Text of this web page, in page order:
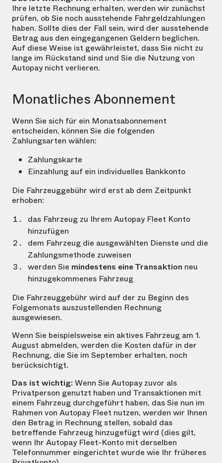
Ihre letzte Rechnung erhalten, werden wir zunächst
prüfen, ob Sie noch ausstehende Fahrgeldzahlungen
haben. Sollte dies der Fall sein, wird der ausstehende
Betrag aus den eingegangenen Geldern beglichen.
Auf diese Weise ist gewährleistet, dass Sie nicht zu
lange im Rückstand sind und Sie die Nutzung von
Autopay nicht verlieren.
Monatliches Abonnement
Wenn Sie sich für ein Monatsabonnement
entscheiden, können Sie die folgenden
Zahlungsarten wählen:
Zahlungskarte
Einzahlung auf ein individuelles Bankkonto
Die Fahrzeuggebühr wird erst ab dem Zeitpunkt
erhoben:
das Fahrzeug zu Ihrem Autopay Fleet Konto
hinzufügen
dem Fahrzeug die ausgewählten Dienste und die
Zahlungsmethode zuweisen
werden Sie mindestens eine Transaktion neu
hinzugekommenes Fahrzeug
Die Fahrzeuggebühr wird auf der zu Beginn des
Folgemonats auszustellenden Rechnung
ausgewiesen.
Wenn Sie beispielsweise ein aktives Fahrzeug am 1.
August abmelden, werden die Kosten dafür in der
Rechnung, die Sie im September erhalten, noch
berücksichtigt.
Das ist wichtig: Wenn Sie Autopay zuvor als
Privatperson genutzt haben und Transaktionen mit
einem Fahrzeug durchgeführt haben, das Sie nun im
Rahmen von Autopay Fleet nutzen, werden wir Ihnen
den Betrag in Rechnung stellen, sobald das
betreffende Fahrzeug hinzugefügt wird (dies gilt,
wenn Ihr Autopay Fleet-Konto mit derselben
Telefonnummer eingerichtet wurde wie Ihr früheres